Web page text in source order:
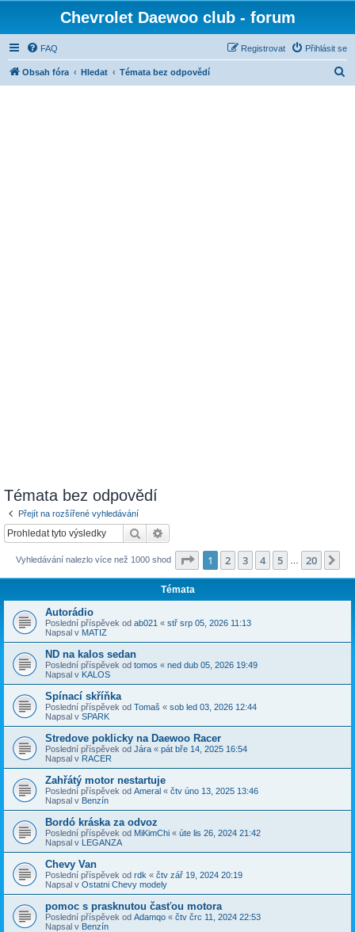
Chevrolet Daewoo club - forum
FAQ Přihlásit se
Registrovat
Obsah fóra Hledat Témata bez odpovědí
Témata bez odpovědí
Přejít na rozšířené vyhledávání
Hledat
Vyhledávání nalezlo více než 1000 shod Stránka z 20
1 2 3 4 5 20
Témata
Autorádio
Poslední příspěvek od ab021 « stř srp 05, 2026 11:13
Napsal v MATIZ
ND na kalos sedan
Poslední příspěvek od tomos « ned dub 05, 2026 19:49
Napsal v KALOS
Spínací skříňka
Poslední příspěvek od Tomaš « sob led 03, 2026 12:44
Napsal v SPARK
Stredove poklicky na Daewoo Racer
Poslední příspěvek od Jára « pát bře 14, 2025 16:54
Napsal v RACER
Zahřátý motor nestartuje
Poslední příspěvek od Ameral « čtv úno 13, 2025 13:46
Napsal v Benzín
Bordó kráska za odvoz
Poslední příspěvek od MiKimChi « úte lis 26, 2024 21:42
Napsal v LEGANZA
Chevy Van
Poslední příspěvek od rdk « čtv zář 19, 2024 20:19
Napsal v Ostatni Chevy modely
pomoc s prasknutou časťou motora
Poslední příspěvek od Adamqo « čtv črc 11, 2024 22:53
Napsal v Benzín